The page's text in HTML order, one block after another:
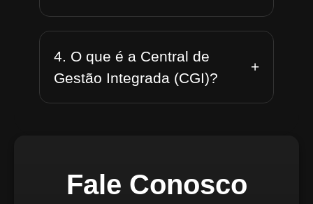
4. O que é a Central de
Gestão Integrada (CGI)?
+
Fale Conosco